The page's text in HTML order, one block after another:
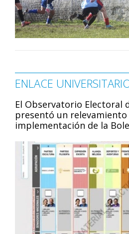
ENLACE
El Observatorio Electoral
presentó un
implementación de la